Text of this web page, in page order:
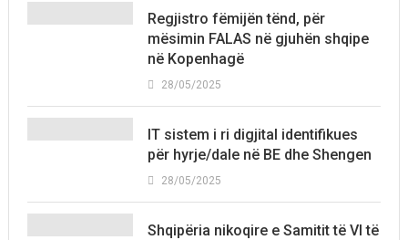
Regjistro fëmijën tënd, për
mësimin FALAS në gjuhën shqipe
në Kopenhagë
28/05/2025
IT sistem i ri digjital identifikues
për hyrje/dale në BE dhe Shengen
28/05/2025
Shqipëria nikoqire e Samitit të VI të